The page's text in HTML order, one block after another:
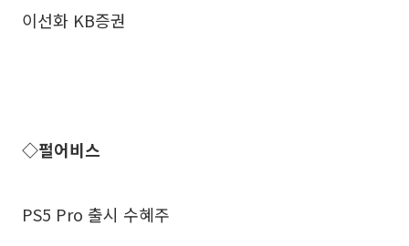
이선화 KB증권
◇펄어비스
PS5 Pro 출시 수혜주